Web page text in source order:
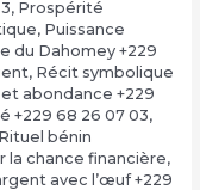
, Prospérité
, Puissance
du Dahomey +229
, Récit symbolique
abondance +229
+229 68 26 07 03,
Rituel bénin
la chance financière,
avec l’œuf +229